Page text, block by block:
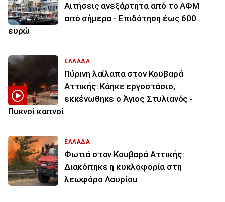
Αιτήσεις ανεξάρτητα από το ΑΦΜ
από σήμερα - Επιδότηση έως 600
ευρώ
ΕΛΛΑΔΑ
Πύρινη λαίλαπα στον Κουβαρά
Αττικής: Κάηκε εργοστάσιο,
εκκένωθηκε ο Άγιος Στυλιανός -
Πυκνοί καπνοί
ΕΛΛΑΔΑ
Φωτιά στον Κουβαρά Αττικής:
Διακόπηκε η κυκλοφορία στη
λεωφόρο Λαυρίου